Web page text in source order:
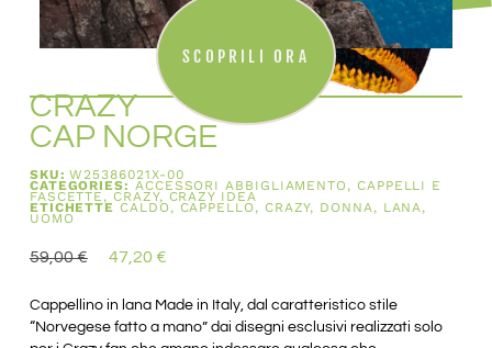
CRAZY
CAP NORGE
SKU:W25386021X-00
CATEGORIES: ACCESSORI ABBIGLIAMENTO , CAPPELLI E
FASCETTE ,CRAZY, CRAZY IDEA
ETICHETTE CALDO , CAPPELLO , CRAZY, DONNA, LANA,
UOMO
59,00€ 47,20 €
Cappellino in lana Made in Italy, dal caratteristico stile
“Norvegese fatto a mano” dai disegni esclusivi realizzati solo
SCOPRILI ORA